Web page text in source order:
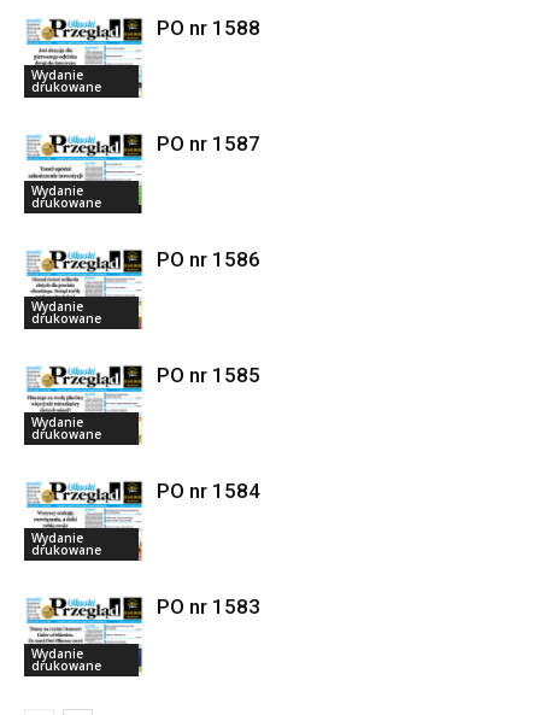
Wydanie
drukowane
PO nr 1588
Wydanie
drukowane
PO nr 1587
Wydanie
drukowane
PO nr 1586
Wydanie
drukowane
PO nr 1585
Wydanie
drukowane
PO nr 1584
Wydanie
drukowane
PO nr 1583